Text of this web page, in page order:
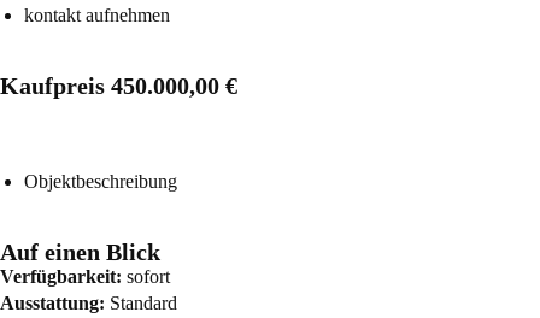
kontakt aufnehmen
Kaufpreis 450.000,00 €
Objektbeschreibung
Auf einen Blick
Verfügbarkeit: sofort
Ausstattung: Standard